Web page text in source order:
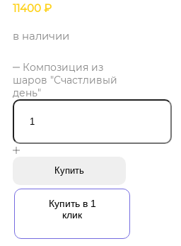
11400 ₽
в наличии
Композиция из
шаров "Счастливый
день"
Купить
Купить в 1
клик